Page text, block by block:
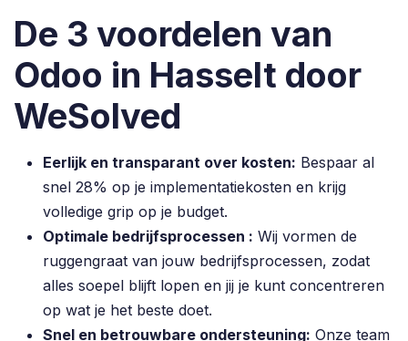
De 3 voordelen van
Odoo in Hasselt door
WeSolved
Eerlijk en transparant over kosten: Bespaar al
snel 28% op je implementatiekosten en krijg
volledige grip op je budget.
Optimale bedrijfsprocessen : Wij vormen de
ruggengraat van jouw bedrijfsprocessen, zodat
alles soepel blijft lopen en jij je kunt concentreren
op wat je het beste doet.
Snel en betrouwbare ondersteuning: Onze team